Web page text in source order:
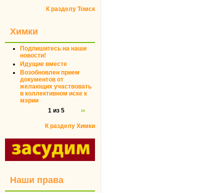
К разделу Томск
Химки
Подпишитесь на наши
новости!
Идущие вместе
Возобновлен прием
документов от
желающих участвовать
в коллективном иске к
мэрии
1 из 5
››
К разделу Химки
Наши права